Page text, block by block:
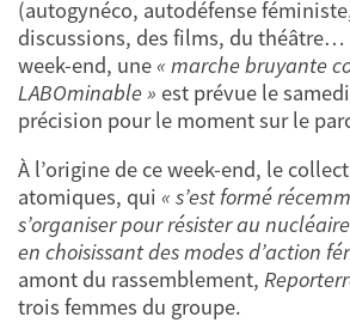
(autogynéco, autodéfense
discussions, des films, du
week-end, une« marche bruyante
LABOminable » est prévue le
précision pour le moment sur le
À l’origine de ce week-end, le
atomiques, qui « s’est formé
s’organiser pour résister au
en choisissant des modes d’action
amont du rassemblement,
trois femmes du groupe.